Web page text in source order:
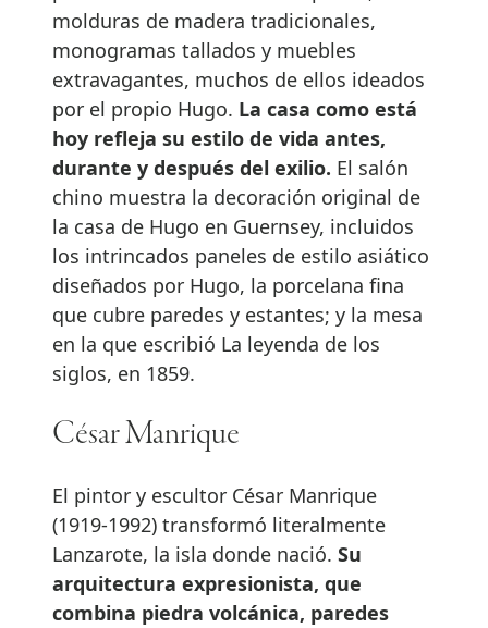
molduras de madera tradicionales,
monogramas tallados y muebles
extravagantes, muchos de ellos ideados
por el propio Hugo. La casa como está
hoy refleja su estilo de vida antes,
durante y después del exilio. El salón
chino muestra la decoración original de
la casa de Hugo en Guernsey, incluidos
los intrincados paneles de estilo asiático
diseñados por Hugo, la porcelana fina
que cubre paredes y estantes; y la mesa
en la que escribió La leyenda de los
siglos, en 1859.
César Manrique
El pintor y escultor César Manrique
(1919-1992) transformó literalmente
Lanzarote, la isla donde nació. Su
arquitectura expresionista, que
combina piedra volcánica, paredes